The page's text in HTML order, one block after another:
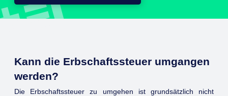
Kann die Erbschaftssteuer umgangen
werden?
Die Erbschaftssteuer zu umgehen ist grundsätzlich nicht